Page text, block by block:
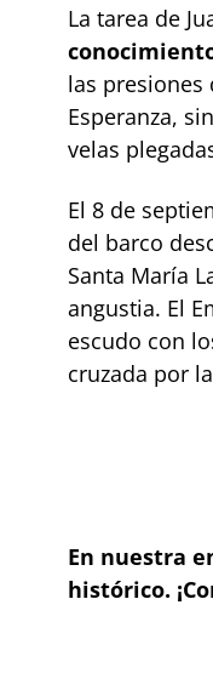
La tarea de
las presiones
Esperanza,
velas
El 8 de
del barco
Santa María
angustia. El
escudo con
cruzada por
En nuestra
histórico.